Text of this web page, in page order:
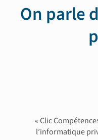
On parle
« Clic
l’informatique